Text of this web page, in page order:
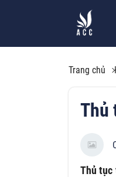
Trang chủ
Thủ
Thủ tục